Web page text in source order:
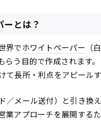
ーとは？
界でホワイトペーパー （
らう目的で作成されます
て長所・利点をアピール
／メール送付）と引き換
業アプローチを展開する